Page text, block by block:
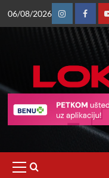
06/08/2026
Instagram
Menu